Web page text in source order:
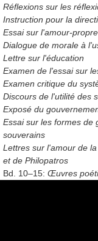
Réflexions sur les
Instruction pour la
Essai sur l'amour-
Dialogue de morale à
Lettre sur l'éducation
Examen de l'essai sur
Examen critique du
Discours de l'utilité des
Exposé du
Essai sur les formes de
souverains
Lettres sur l'amour de
et de Philopatros
Bd. 10–15: Œuvres